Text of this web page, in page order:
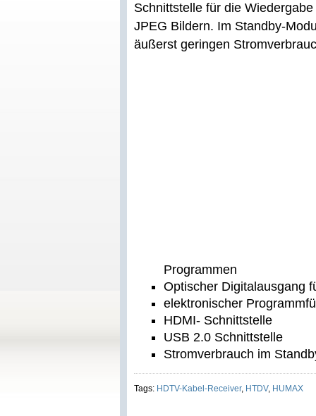
Schnittstelle für die
JPEG Bildern. Im Standby-
äußerst geringen
Programmen
Optischer Digitalausgang
elektronischer
HDMI- Schnittstelle
USB 2.0 Schnittstelle
Stromverbrauch im
Tags: HDTV-Kabel-Receiver, HTDV, HUMAX